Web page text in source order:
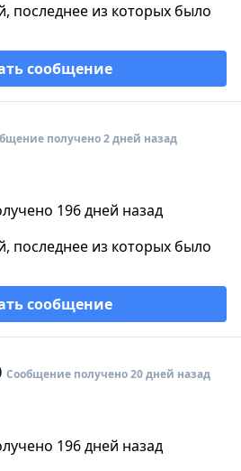
последнее из которых было
сообщение
получено 2 дней назад
196 дней назад
последнее из которых было
сообщение
Сообщение получено 20 дней назад
196 дней назад